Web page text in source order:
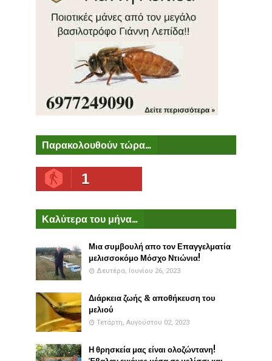
Παρακολουθούν τώρα...
1
Καλύτερα του μήνα...
Μια συμβουλή απο τον Επαγγελματία
μελισσοκόμο Μόσχο Ντιώνια!
Δευτέρα, Ιουνίου 26, 2023
Διάρκεια ζωής & αποθήκευση του
μελιού
Τετάρτη, Αυγούστου 02, 2023
Η θρησκεία μας είναι ολοζώντανη!